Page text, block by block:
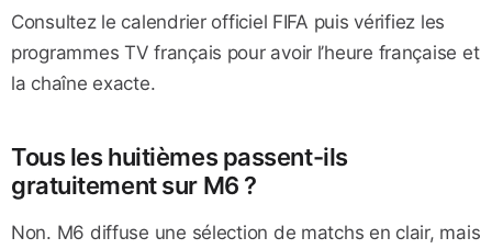
Consultez le calendrier officiel FIFA puis vérifiez les
programmes TV français pour avoir l’heure française et
la chaîne exacte.
Tous les huitièmes passent-ils
gratuitement sur M6 ?
Non. M6 diffuse une sélection de matchs en clair, mais